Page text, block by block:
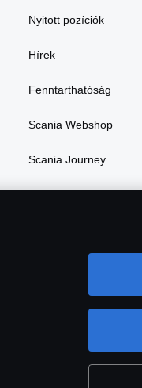
Nyitott pozíciók
Hírek
Fenntarthatóság
Scania Webshop
Scania Journey
Süti szabályzat